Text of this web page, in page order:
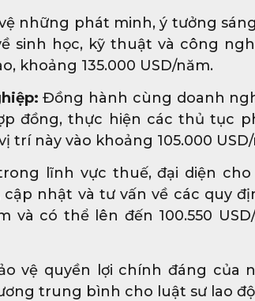
những phát minh, ý tưởng
sinh học, kỹ thuật và công
khoảng 135.000 USD/năm.
Đồng hành cùng doanh
đồng, thực hiện các thủ tục
này vào khoảng 105.000
lĩnh vực thuế, đại diện
nhật và tư vấn về các quy
và có thể lên đến 100.550
vệ quyền lợi chính đáng của
trung bình cho luật sư lao